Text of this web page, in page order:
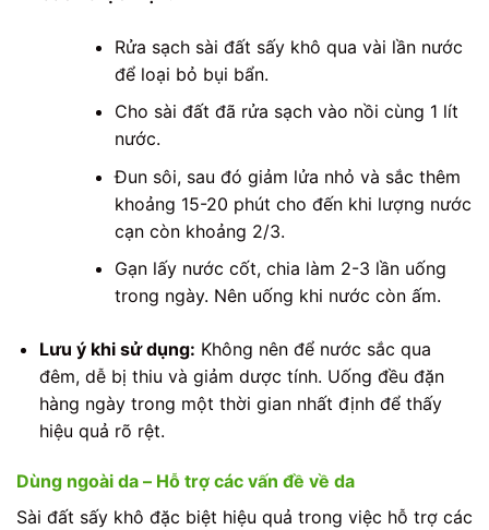
Rửa sạch sài đất sấy khô qua vài lần nước
để loại bỏ bụi bẩn.
Cho sài đất đã rửa sạch vào nồi cùng 1 lít
nước.
Đun sôi, sau đó giảm lửa nhỏ và sắc thêm
khoảng 15-20 phút cho đến khi lượng nước
cạn còn khoảng 2/3.
Gạn lấy nước cốt, chia làm 2-3 lần uống
trong ngày. Nên uống khi nước còn ấm.
Lưu ý khi sử dụng: Không nên để nước sắc qua
đêm, dễ bị thiu và giảm dược tính. Uống đều đặn
hàng ngày trong một thời gian nhất định để thấy
hiệu quả rõ rệt.
Dùng ngoài da – Hỗ trợ các vấn đề về da
Sài đất sấy khô đặc biệt hiệu quả trong việc hỗ trợ các